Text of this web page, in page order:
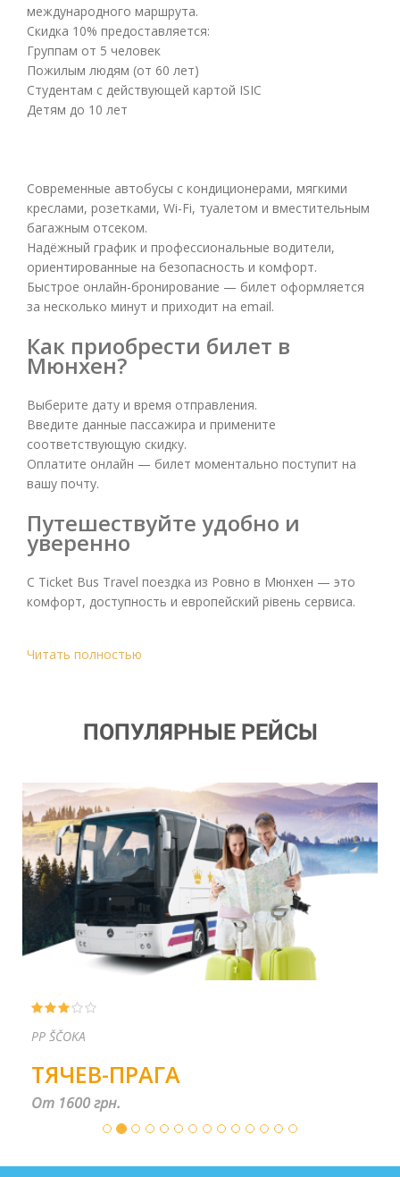
международного маршрута.
Скидка 10% предоставляется:
Группам от 5 человек
Пожилым людям (от 60 лет)
Студентам с действующей картой ISIC
Детям до 10 лет
Современные автобусы с кондиционерами, мягкими
креслами, розетками, Wi-Fi, туалетом и вместительным
багажным отсеком.
Надёжный график и профессиональные водители,
ориентированные на безопасность и комфорт.
Быстрое онлайн-бронирование — билет оформляется
за несколько минут и приходит на email.
Как приобрести билет в
Мюнхен?
Выберите дату и время отправления.
Введите данные пассажира и примените
соответствующую скидку.
Оплатите онлайн — билет моментально поступит на
вашу почту.
Путешествуйте удобно и
уверенно
С Ticket Bus Travel поездка из Ровно в Мюнхен — это
комфорт, доступность и европейский рівень сервиса.
Читать полностью
ПОПУЛЯРНЫЕ РЕЙСЫ
PP ŠČOKA
ТЯЧЕВ-ПРАГА
От 1600 грн.